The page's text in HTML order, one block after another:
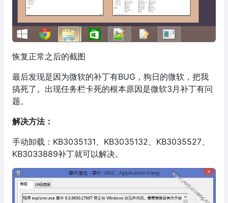
恢复正常之后的截图
最后发现是因为微软的补丁有BUG，狗日的微软，把我
搞死了。出现任务栏卡死的根本原因是微软3月补丁有问
题。
解决方法：
手动卸载：KB3035131、KB3035132、KB3035527、
KB3033889补丁就可以解决。